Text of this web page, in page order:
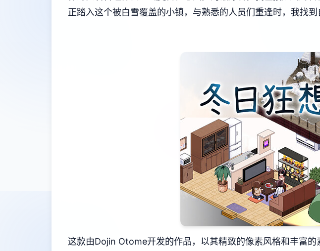
正踏入这个被白雪覆盖的小镇，与熟悉的人员们重逢时，我找到
这款由Dojin Otome开发的作品，以其精致的像素风格和丰富